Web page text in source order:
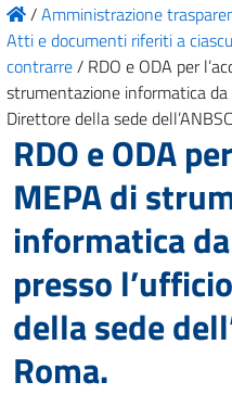
/Amministrazione
Atti e documenti riferiti a
contrarre/ RDO e ODA per
strumentazione informatica da
Direttore della sede
RDO e ODA
MEPA di
informatica
presso
della sede
Roma.